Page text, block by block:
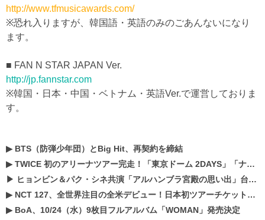
http://www.tfmusicawards.com/
※恐れ入りますが、韓国語・英語のみのごあんないになり
ます。
■ FAN N STAR JAPAN Ver.
http://jp.fannstar.com
※韓国・日本・中国・ベトナム・英語Ver.で運営しておりま
す。
▶ BTS（防弾少年団）とBig Hit、再契約を締結
▶TWICE 初のアリーナツアー完走！「東京ドーム 2DAYS」「ナゴヤドーム1DAY」「京セラドーム1DAY」2019年ドームツアー開催決定！！
▶ ヒョンビン＆パク・シネ共演「アルハンブラ宮殿の思い出」台本読み現場を公開
▶ NCT 127、全世界注目の全米デビュー！日本初ツアーチケットが早くもプレミア化！？
▶ BoA、10/24（水）9枚目フルアルバム「WOMAN」発売決定